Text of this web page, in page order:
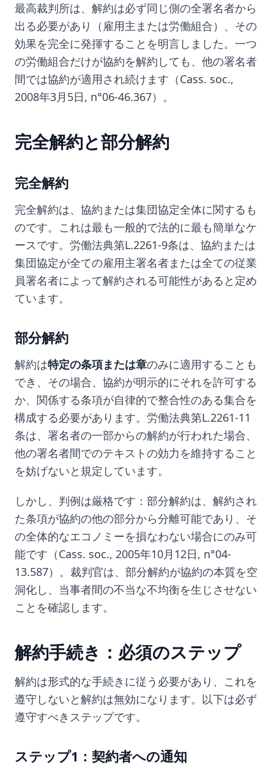
最高裁判所は、解約は必ず同じ側の全署名者から
出る必要があり（雇用主または労働組合）、その
効果を完全に発揮することを明言しました。一つ
の労働組合だけが協約を解約しても、他の署名者
間では協約が適用され続けます（Cass. soc.,
2008年3月5日, n°06-46.367）。
完全解約と部分解約
完全解約
完全解約は、協約または集団協定全体に関するも
のです。これは最も一般的で法的に最も簡単なケ
ースです。労働法典第L.2261-9条は、協約または
集団協定が全ての雇用主署名者または全ての従業
員署名者によって解約される可能性があると定め
ています。
部分解約
解約は特定の条項または章のみに適用することも
でき、その場合、協約が明示的にそれを許可する
か、関係する条項が自律的で整合性のある集合を
構成する必要があります。労働法典第L.2261-11
条は、署名者の一部からの解約が行われた場合、
他の署名者間でのテキストの効力を維持すること
を妨げないと規定しています。
しかし、判例は厳格です：部分解約は、解約され
た条項が協約の他の部分から分離可能であり、そ
の全体的なエコノミーを損なわない場合にのみ可
能です（Cass. soc., 2005年10月12日, n°04-
13.587）。裁判官は、部分解約が協約の本質を空
洞化し、当事者間の不当な不均衡を生じさせない
ことを確認します。
解約手続き：必須のステップ
解約は形式的な手続きに従う必要があり、これを
遵守しないと解約は無効になります。以下は必ず
遵守すべきステップです。
ステップ1：契約者への通知